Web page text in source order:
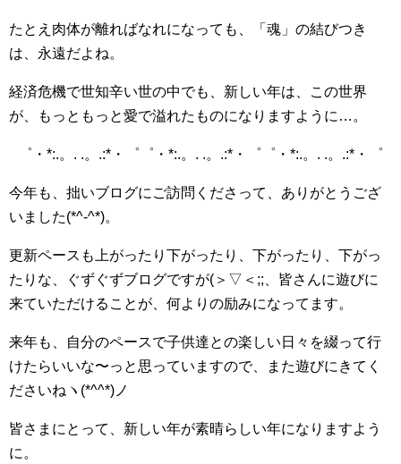
たとえ肉体が離ればなれになっても、「魂」の結びつき
は、永遠だよね。
経済危機で世知辛い世の中でも、新しい年は、この世界
が、もっともっと愛で溢れたものになりますように…。
゜・*:.。. .。.:*・゜゜・*:.。. .。.:*・゜゜・*:.。. .。.:*・゜
今年も、拙いブログにご訪問くださって、ありがとうござ
いました(*^-^*)。
更新ペースも上がったり下がったり、下がったり、下がっ
たりな、ぐずぐずブログですが(＞▽＜;;、皆さんに遊びに
来ていただけることが、何よりの励みになってます。
来年も、自分のペースで子供達との楽しい日々を綴って行
けたらいいな〜っと思っていますので、また遊びにきてく
ださいねヽ(*^^*)ノ
皆さまにとって、新しい年が素晴らしい年になりますよう
に。